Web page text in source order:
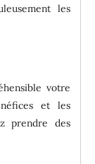
les
votre
et les
prendre des